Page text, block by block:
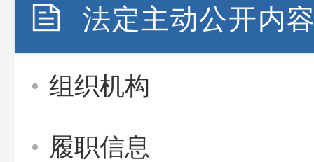
法定主动公开内
组织机构
履职信息